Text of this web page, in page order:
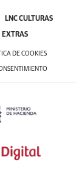
LNC CULTURAS
EXTRAS
DE COOKIES